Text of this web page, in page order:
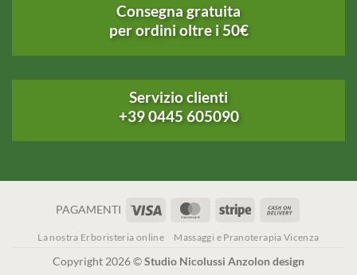
Consegna gratuita
per ordini oltre i 50€
Servizio clienti
+39 0445 605090
PAGAMENTI
La nostra Erboristeria online Massaggi e Pranoterapia Vicenza
Copyright 2026 ©Studio Nicolussi Anzolon design